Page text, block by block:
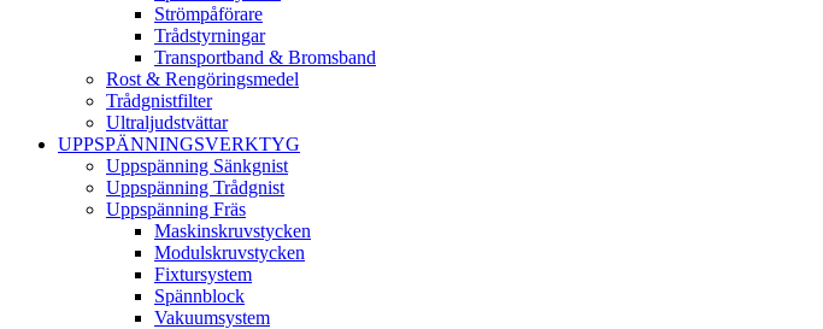
Strömpåförare
Trådstyrningar
Transportband & Bromsband
Rost & Rengöringsmedel
Trådgnistfilter
Ultraljudstvättar
UPPSPÄNNINGSVERKTYG
Uppspänning Sänkgnist
Uppspänning Trådgnist
Uppspänning Fräs
Maskinskruvstycken
Modulskruvstycken
Fixtursystem
Spännblock
Vakuumsystem